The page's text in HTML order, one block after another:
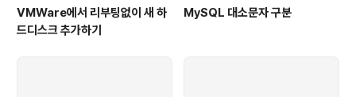
VMWare에서 리부팅없이 새 하
드디스크 추가하기
MySQL 대소문자 구분